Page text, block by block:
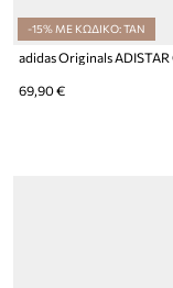
-15% ΜΕ ΚΩΔΙΚΟ: TAN
69,90 €